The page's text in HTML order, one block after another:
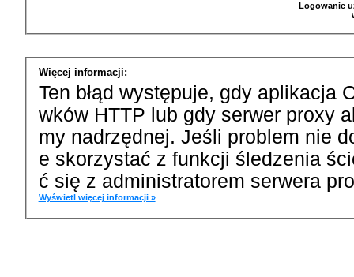
Logowanie
Więcej informacji:
Ten błąd występuje, gdy aplikacja
wków HTTP lub gdy serwer proxy
my nadrzędnej. Jeśli problem nie
e skorzystać z funkcji śledzenia
ć się z administratorem serwera
Wyświetl więcej informacji »